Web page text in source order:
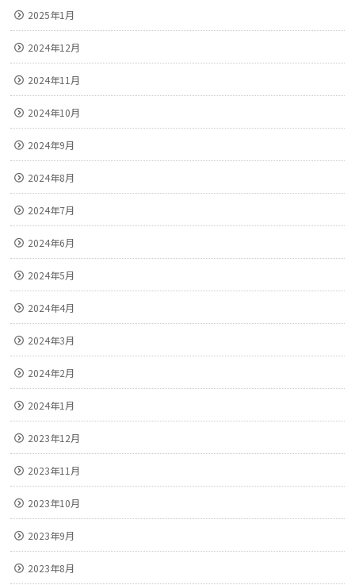
2025年1月
2024年12月
2024年11月
2024年10月
2024年9月
2024年8月
2024年7月
2024年6月
2024年5月
2024年4月
2024年3月
2024年2月
2024年1月
2023年12月
2023年11月
2023年10月
2023年9月
2023年8月